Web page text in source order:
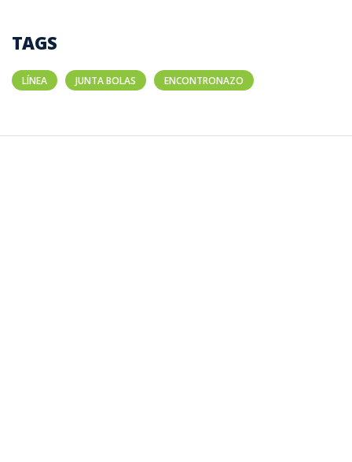
TAGS
LÍNEA JUNTA BOLAS ENCONTRONAZO